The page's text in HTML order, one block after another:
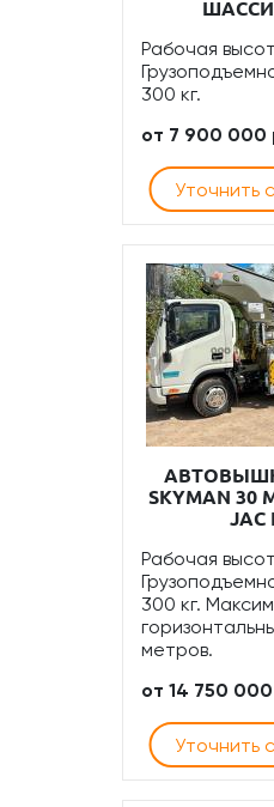
ШАССИ
Рабочая
300 кг.
от 7 900 000
Уточнить
SKYMAN
JAC
Рабочая
300 кг.
метров.
от 14 750
Уточнить